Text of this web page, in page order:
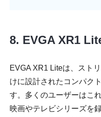
8. EVGA XR1
EVGA XR1 Liteは、スト
けに設計されたコンパク
す。多くのユーザーはこ
映画やテレビシリーズを